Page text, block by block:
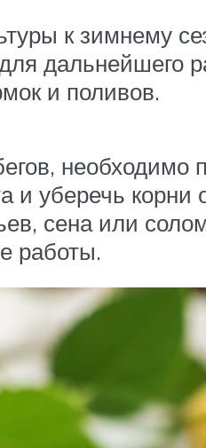
к зимнему
дальнейшего
и поливов.
и уберечь
сена или
работы.